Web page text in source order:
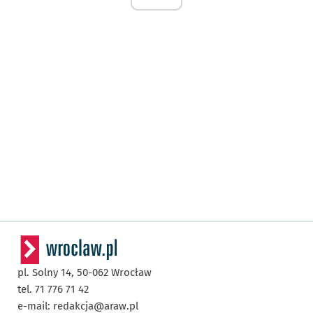
pl. Solny 14, 50-062 Wrocław
tel. 71 776 71 42
e-mail: redakcja@araw.pl